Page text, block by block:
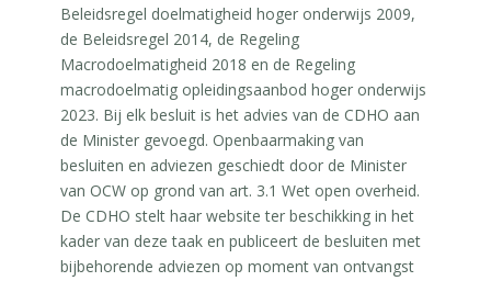
Beleidsregel doelmatigheid hoger onderwijs 2009,
de Beleidsregel 2014, de Regeling
Macrodoelmatigheid 2018 en de Regeling
macrodoelmatig opleidingsaanbod hoger onderwijs
2023. Bij elk besluit is het advies van de CDHO aan
de Minister gevoegd. Openbaarmaking van
besluiten en adviezen geschiedt door de Minister
van OCW op grond van art. 3.1 Wet open overheid.
De CDHO stelt haar website ter beschikking in het
kader van deze taak en publiceert de besluiten met
bijbehorende adviezen op moment van ontvangst